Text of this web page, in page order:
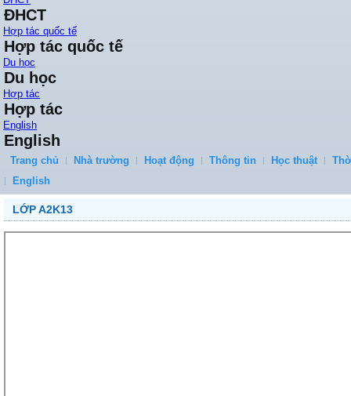
ĐHCT
Hợp tác quốc tế
Hợp tác quốc tế
Du học
Du học
Hợp tác
Hợp tác
English
English
Trang chủ Nhà trường Hoạt động Thông tin Học thuật
English
LỚP A2K13